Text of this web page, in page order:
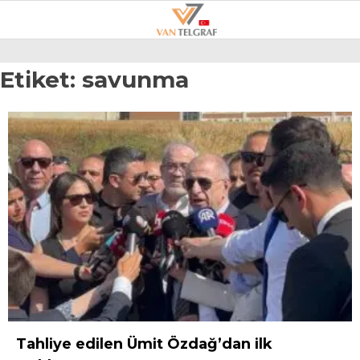
25.2°
VAN
BÖLGE
3.SAYFA
GÜNDEM
SPOR
EKONOMI
MAGAZIN
POLITIKA
Etiket: savunma
Tahliye edilen Ümit Özdağ’dan ilk